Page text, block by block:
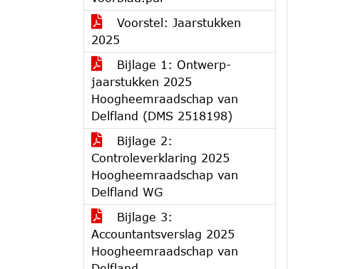
Voorstel: Jaarstukken
2025
Bijlage 1: Ontwerp-
jaarstukken 2025
Hoogheemraadschap van
Delfland (DMS 2518198)
Bijlage 2:
Controleverklaring 2025
Hoogheemraadschap van
Delfland WG
Bijlage 3:
Accountantsverslag 2025
Hoogheemraadschap van